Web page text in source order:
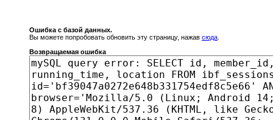
Ошибка с базой данных.
Вы можете попробовать обновить эту страницу, нажав сюда
Возвращаемая ошибка